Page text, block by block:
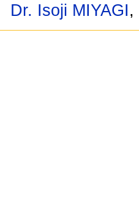
Dr. Isoji MIYAGI,